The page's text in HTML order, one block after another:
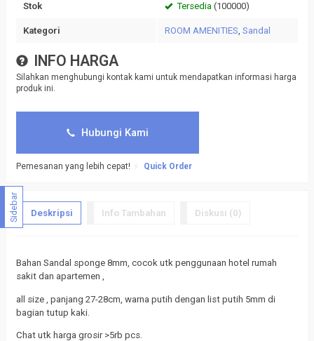
Stok Tersedia (100000)
Kategori ROOM AMENITIES, Sandal
INFO HARGA
Silahkan menghubungi kontak kami untuk mendapatkan informasi harga
produk ini.
Hubungi Kami
Pemesanan yang lebih cepat! Quick Order
Deskripsi Info Tambahan Diskusi (0)
Bahan Sandal sponge 8mm, cocok utk penggunaan hotel rumah
sakit dan apartemen ,
all size , panjang 27-28cm, warna putih dengan list putih 5mm di
bagian tutup kaki.
Chat utk harga grosir >5rb pcs.
Sidebar